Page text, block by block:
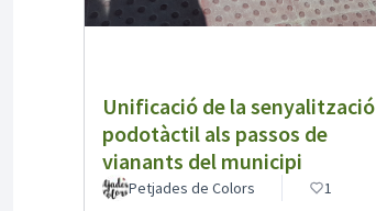
Unificació de la senyalització
podotàctil als passos de
vianants del municipi
Petjades de Colors 1